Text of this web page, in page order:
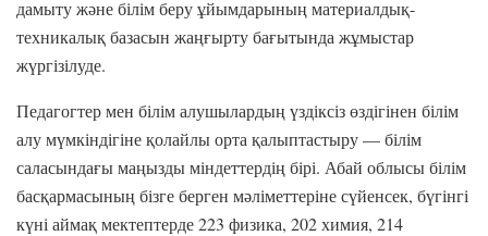
дамыту және білім беру ұйымдарының материалдық-
техникалық базасын жаңғырту бағытында жұмыстар
жүргізілуде.
Педагогтер мен білім алушылардың үздіксіз өздігінен білім
алу мүмкіндігіне қолайлы орта қалыптастыру — білім
саласындағы маңызды міндеттердің бірі. Абай облысы білім
басқармасының бізге берген мәліметтеріне сүйенсек, бүгінгі
күні аймақ мектептерде 223 физика, 202 химия, 214